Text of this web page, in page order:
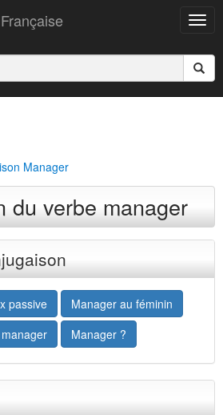
Manager
du verbe manager
passive
Manager au féminin
Manager ?